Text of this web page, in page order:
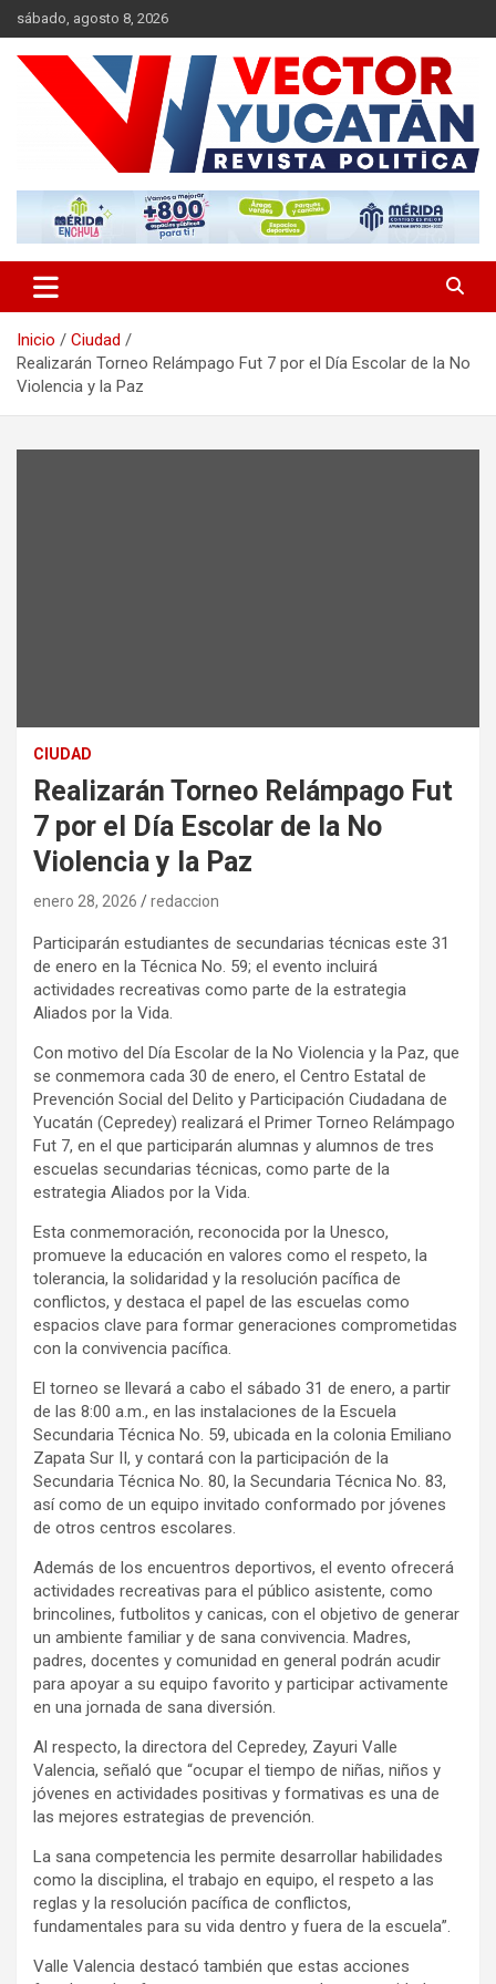
Saltar
al
contenido
sábado, agosto 8, 2026
Vector Yucatán
Inicio
Ciudad
Realizarán Torneo Relámpago Fut 7 por el Día Escolar de la No
Violencia y la Paz
CIUDAD
Realizarán Torneo Relámpago Fut
7 por el Día Escolar de la No
Violencia y la Paz
enero 28, 2026 redaccion
Participarán estudiantes de secundarias técnicas este 31
de enero en la Técnica No. 59; el evento incluirá
actividades recreativas como parte de la estrategia
Aliados por la Vida.
Con motivo del Día Escolar de la No Violencia y la Paz, que
se conmemora cada 30 de enero, el Centro Estatal de
Prevención Social del Delito y Participación Ciudadana de
Yucatán (Cepredey) realizará el Primer Torneo Relámpago
Fut 7, en el que participarán alumnas y alumnos de tres
escuelas secundarias técnicas, como parte de la
estrategia Aliados por la Vida.
Esta conmemoración, reconocida por la Unesco,
promueve la educación en valores como el respeto, la
tolerancia, la solidaridad y la resolución pacífica de
conflictos, y destaca el papel de las escuelas como
espacios clave para formar generaciones comprometidas
con la convivencia pacífica.
El torneo se llevará a cabo el sábado 31 de enero, a partir
de las 8:00 a.m., en las instalaciones de la Escuela
Secundaria Técnica No. 59, ubicada en la colonia Emiliano
Zapata Sur II, y contará con la participación de la
Secundaria Técnica No. 80, la Secundaria Técnica No. 83,
así como de un equipo invitado conformado por jóvenes
de otros centros escolares.
Además de los encuentros deportivos, el evento ofrecerá
actividades recreativas para el público asistente, como
brincolines, futbolitos y canicas, con el objetivo de generar
un ambiente familiar y de sana convivencia. Madres,
padres, docentes y comunidad en general podrán acudir
para apoyar a su equipo favorito y participar activamente
en una jornada de sana diversión.
Al respecto, la directora del Cepredey, Zayuri Valle
Valencia, señaló que “ocupar el tiempo de niñas, niños y
jóvenes en actividades positivas y formativas es una de
las mejores estrategias de prevención.
La sana competencia les permite desarrollar habilidades
como la disciplina, el trabajo en equipo, el respeto a las
reglas y la resolución pacífica de conflictos,
fundamentales para su vida dentro y fuera de la escuela”.
Valle Valencia destacó también que estas acciones